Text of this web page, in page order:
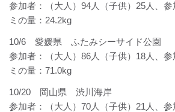
参加者：（大人）94人（子供）25人、
ミの量：24.2kg
10/6 愛媛県 ふたみシーサイド公園
参加者：（大人）86人（子供）18人、
ミの量：71.0kg
10/20 岡山県 渋川海岸
参加者：（大人）70人（子供）21人、